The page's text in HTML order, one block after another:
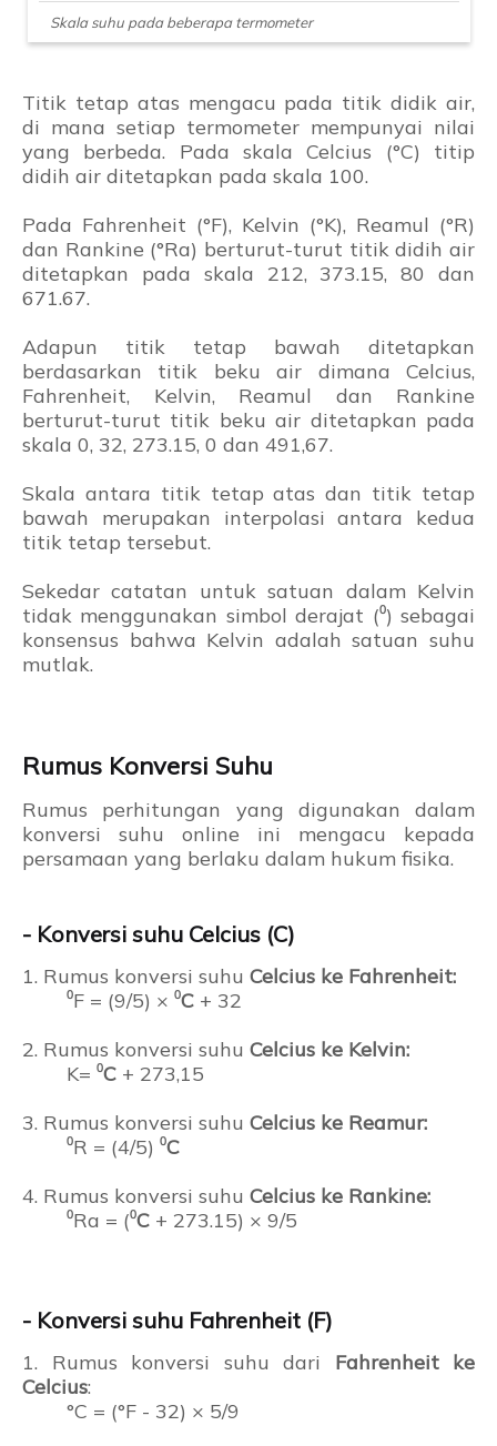
Skala suhu pada beberapa termometer
Titik tetap atas mengacu pada titik didik air,
di mana setiap termometer mempunyai nilai
yang berbeda. Pada skala Celcius (°C) titip
didih air ditetapkan pada skala 100.
Pada Fahrenheit (°F), Kelvin (°K), Reamul (°R)
dan Rankine (°Ra) berturut-turut titik didih air
ditetapkan pada skala 212, 373.15, 80 dan
671.67.
Adapun titik tetap bawah ditetapkan
berdasarkan titik beku air dimana Celcius,
Fahrenheit, Kelvin, Reamul dan Rankine
berturut-turut titik beku air ditetapkan pada
skala 0, 32, 273.15, 0 dan 491,67.
Skala antara titik tetap atas dan titik tetap
bawah merupakan interpolasi antara kedua
titik tetap tersebut.
Sekedar catatan untuk satuan dalam Kelvin
tidak menggunakan simbol derajat (⁰) sebagai
konsensus bahwa Kelvin adalah satuan suhu
mutlak.
Rumus Konversi Suhu
Rumus perhitungan yang digunakan dalam
konversi suhu online ini mengacu kepada
persamaan yang berlaku dalam hukum fisika.
- Konversi suhu Celcius (C)
1. Rumus konversi suhu Celcius ke Fahrenheit:
⁰F = (9/5) × ⁰C + 32
2. Rumus konversi suhu Celcius ke Kelvin:
K= ⁰C + 273,15
3. Rumus konversi suhu Celcius ke Reamur:
⁰R = (4/5) ⁰C
4. Rumus konversi suhu Celcius ke Rankine:
⁰Ra = (⁰C + 273.15) × 9/5
- Konversi suhu Fahrenheit (F)
1. Rumus konversi suhu dari Fahrenheit ke
Celcius:
°C = (°F - 32) × 5/9